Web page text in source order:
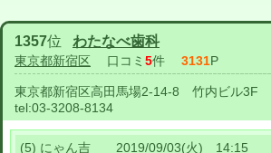
1357位 わたなべ歯科
東京都新宿区 口コミ 5件 3131P
東京都新宿区高田馬場2-14-8 竹内ビル3F
tel:03-3208-8134
(5) にゃん吉 2019/09/03(火) 14:15